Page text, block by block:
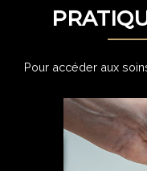
Pour accéder aux